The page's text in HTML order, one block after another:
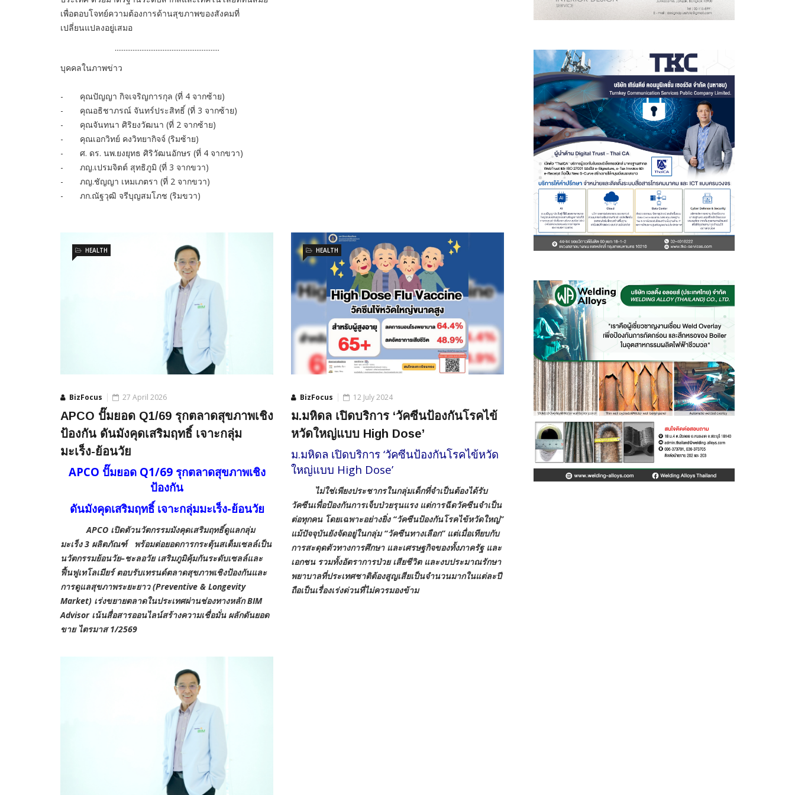
เพื่อตอบโจทย์ความต้องการด้านสุขภาพของสังคมที่
เปลี่ยนแปลงอยู่เสมอ
...........................................................
บุคคลในภาพข่าว
- คุณปัญญา กิจเจริญการกุล (ที่ 4 จากซ้าย)
- คุณอธิชาภรณ์ จันทร์ประสิทธิ์ (ที่ 3 จากซ้าย)
- คุณจันทนา ศิริยงวัฒนา (ที่ 2 จากซ้าย)
- คุณเอกวิทย์ คงวิทยากิจจ์ (ริมซ้าย)
- ศ. ดร. นพ.ยงยุทธ ศิริวัฒนอักษร (ที่ 4 จากขวา)
- ภญ.เปรมจิตต์ สุทธิภูมิ (ที่ 3 จากขวา)
- ภญ.ชัญญา เหมเภตรา (ที่ 2 จากขวา)
- ภก.ณัฐวุฒิ จรีบุญสมโภช (ริมขวา)
BizFocus
HEALTH
27 April 2026
APCO ปั๊มยอด Q1/69 รุกตลาดสุขภาพเชิง
ป้องกัน ดันมังคุดเสริมฤทธิ์ เจาะกลุ่ม
มะเร็ง-ย้อนวัย
APCO ปั๊มยอด Q1/69 รุกตลาดสุขภาพเชิง
ป้องกัน
ดันมังคุดเสริมฤทธิ์ เจาะกลุ่มมะเร็ง-ย้อนวัย
APCO เปิดตัวนวัตกรรมมังคุดเสริมฤทธิ์ดูแลกลุ่ม
มะเร็ง3 ผลิตภัณฑ์ พร้อมต่อยอดการกระตุ้นสเต็มเซลล์เป็น
นวัตกรรมย้อนวัย–ชะลอวัย เสริมภูมิคุ้มกันระดับเซลล์และ
ฟื้นฟูเทโลเมียร์ ตอบรับเทรนด์ตลาดสุขภาพเชิงป้องกันและ
การดูแลสุขภาพระยะยาว (Preventive & Longevity
Market) เร่งขยายตลาดในประเทศผ่านช่องทางหลักBIM
Advisor เน้นสื่อสารออนไลน์สร้างความเชื่อมั่น ผลักดันยอด
ขาย ไตรมาส1/2569
BizFocus
HEALTH
12 July 2024
ม.มหิดล เปิดบริการ ‘วัคซีนป้องกันโรคไข้
หวัดใหญ่แบบ High Dose’
ม.มหิดล เปิดบริการ ‘วัคซีนป้องกันโรคไข้หวัด
ใหญ่แบบ High Dose’
ไม่ใช่เพียงประชากรในกลุ่มเด็กที่จำเป็นต้องได้รับ
วัคซีนเพื่อป้องกันการเจ็บป่วยรุนแรง แต่การฉีดวัคซีนจำเป็น
ต่อทุกคน โดยเฉพาะอย่างยิ่ง “วัคซีนป้องกันโรคไข้หวัดใหญ่”
แม้ปัจจุบันยังจัดอยู่ในกลุ่ม “วัคซีนทางเลือก” แต่เมื่อเทียบกับ
การสะดุดตัวทางการศึกษา และเศรษฐกิจของทั้งภาครัฐ และ
เอกชน รวมทั้งอัตราการป่วย เสียชีวิต และงบประมาณรักษา
พยาบาลที่ประเทศชาติต้องสูญเสียเป็นจำนวนมากในแต่ละปี
ถือเป็นเรื่องเร่งด่วนที่ไม่ควรมองข้าม